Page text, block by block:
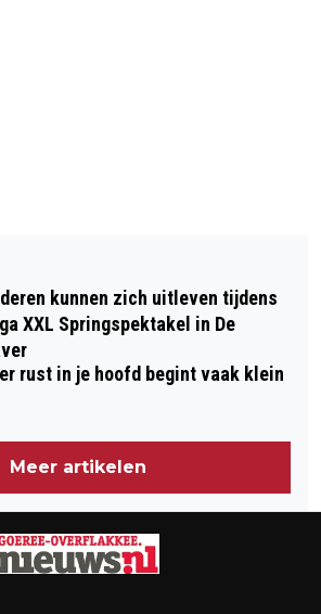
HET IS VANDAAG
HET IS VANDAAG
FEBRUARI
kunnen zich uitleven tijdens
XXL Springspektakel in De
rust in je hoofd begint vaak klein
Meer artikelen